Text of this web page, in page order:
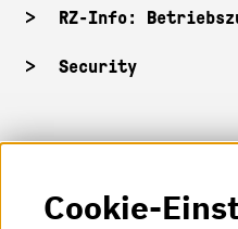
RZ-Info:
Security
HKA-Shop
HKA-Videos
Cookie-